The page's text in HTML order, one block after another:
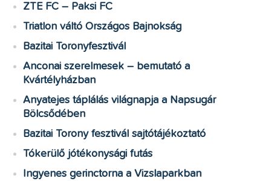
ZTE FC – Paksi FC
Triatlon váltó Országos Bajnokság
Bazitai Toronyfesztivál
Anconai szerelmesek – bemutató a
Kvártélyházban
Anyatejes táplálás világnapja a Napsugár
Bölcsődében
Bazitai Torony fesztivál sajtótájékoztató
Tókerülő jótékonysági futás
Ingyenes gerinctorna a Vizslaparkban